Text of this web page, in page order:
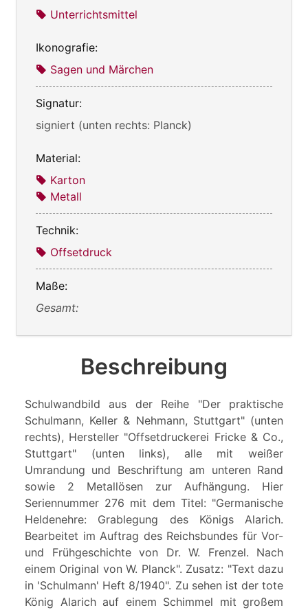
Unterrichtsmittel
Ikonografie:
Sagen und Märchen
Signatur:
signiert (unten rechts: Planck)
Material:
Karton
Metall
Technik:
Offsetdruck
Maße:
Gesamt:
Beschreibung
Schulwandbild aus der Reihe "Der praktische
Schulmann, Keller & Nehmann, Stuttgart" (unten
rechts), Hersteller "Offsetdruckerei Fricke & Co.,
Stuttgart" (unten links), alle mit weißer
Umrandung und Beschriftung am unteren Rand
sowie 2 Metallösen zur Aufhängung. Hier
Seriennummer 276 mit dem Titel: "Germanische
Heldenehre: Grablegung des Königs Alarich.
Bearbeitet im Auftrag des Reichsbundes für Vor-
und Frühgeschichte von Dr. W. Frenzel. Nach
einem Original von W. Planck". Zusatz: "Text dazu
in 'Schulmann' Heft 8/1940". Zu sehen ist der tote
König Alarich auf einem Schimmel mit großem